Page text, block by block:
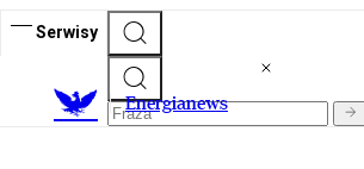
Serwisy
Energianews